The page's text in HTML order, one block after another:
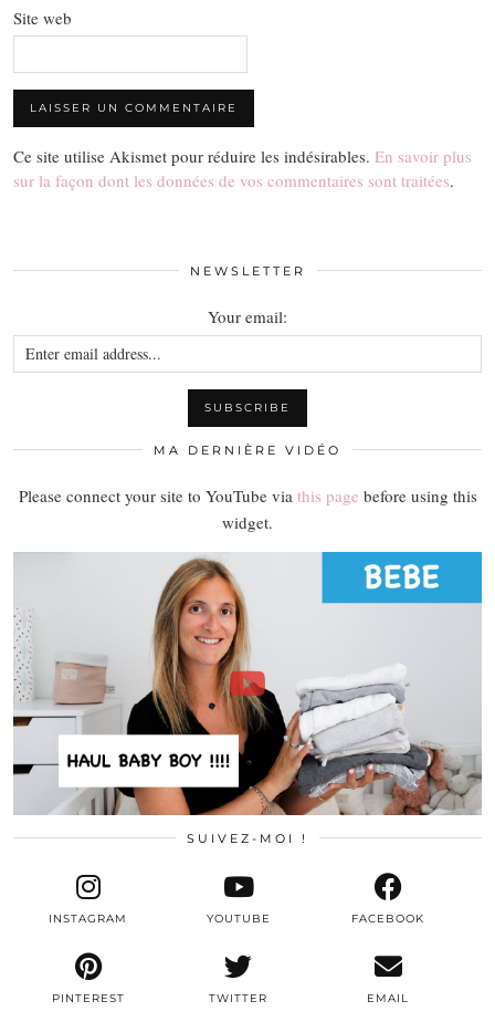
Site web
Ce site utilise Akismet pour réduire les indésirables. En savoir plus
sur la façon dont les données de vos commentaires sont traitées.
NEWSLETTER
Your email:
MA DERNIÈRE VIDÉO
Please connect your site to YouTube via this page before using this
widget.
SUIVEZ-MOI !
TWITTER
INSTAGRAM FACEBOOK
PINTEREST
YOUTUBE
EMAIL